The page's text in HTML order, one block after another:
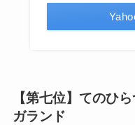
【第七位】てのひ
ガランド